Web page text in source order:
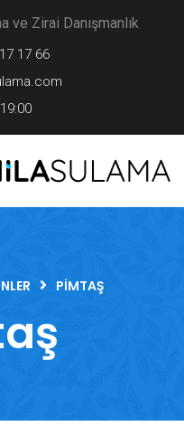
ve Zirai Danışmanlık
17 66
PIMTAŞ